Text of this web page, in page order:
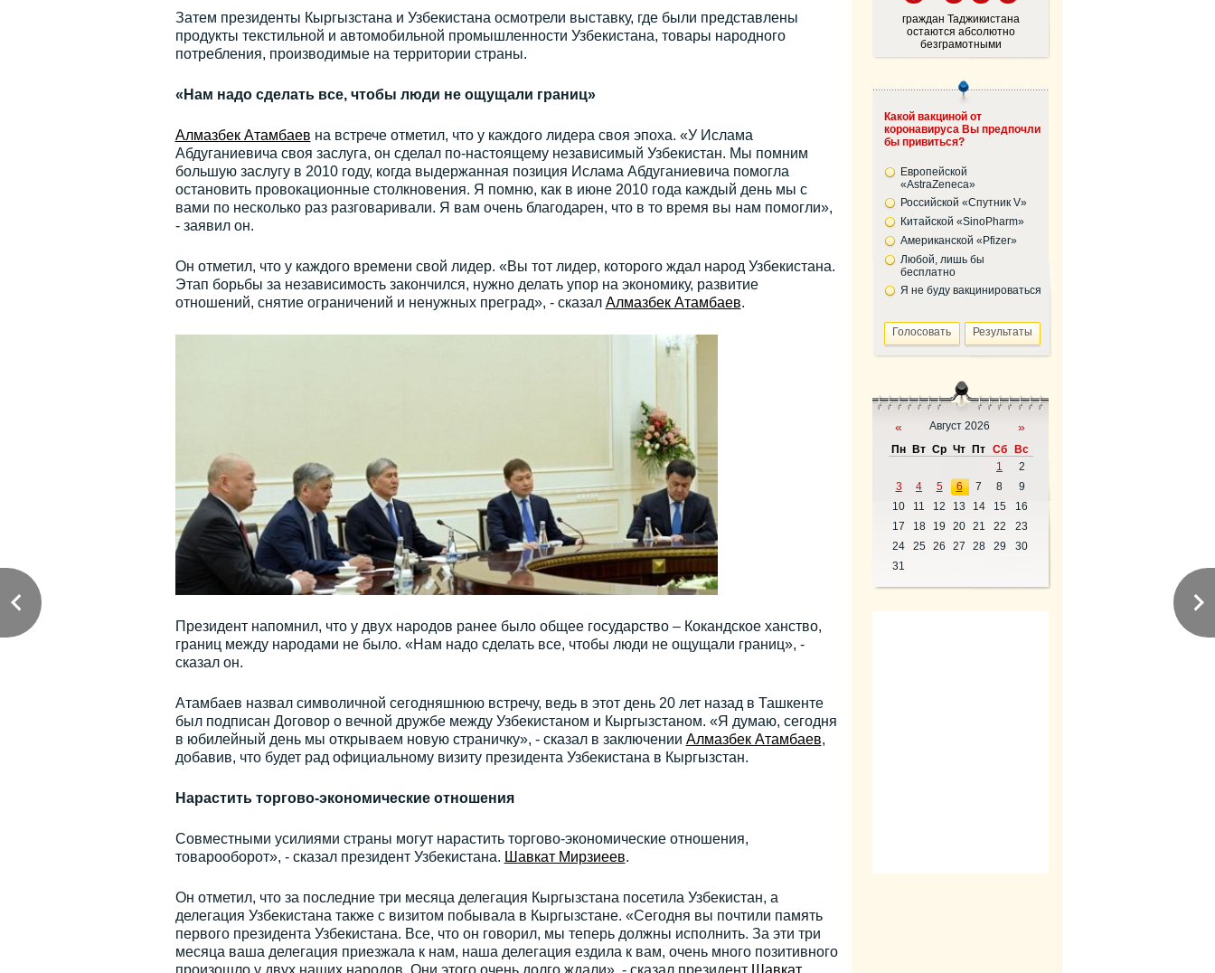
Затем президенты Кыргызстана и Узбекистана осмотрели выставку, где были представлены
продукты текстильной и автомобильной промышленности Узбекистана, товары народного
потребления, производимые на территории страны.
«Нам надо сделать все, чтобы люди не ощущали границ»
Алмазбек Атамбаев на встрече отметил, что у каждого лидера своя эпоха. «У Ислама
Абдуганиевича своя заслуга, он сделал по-настоящему независимый Узбекистан. Мы помним
большую заслугу в 2010 году, когда выдержанная позиция Ислама Абдуганиевича помогла
остановить провокационные столкновения. Я помню, как в июне 2010 года каждый день мы с
вами по несколько раз разговаривали. Я вам очень благодарен, что в то время вы нам помогли»,
- заявил он.
Он отметил, что у каждого времени свой лидер. «Вы тот лидер, которого ждал народ Узбекистана.
Этап борьбы за независимость закончился, нужно делать упор на экономику, развитие
отношений, снятие ограничений и ненужных преград», - сказал Алмазбек Атамбаев.
Президент напомнил, что у двух народов ранее было общее государство – Кокандское ханство,
границ между народами не было. «Нам надо сделать все, чтобы люди не ощущали границ», -
сказал он.
Атамбаев назвал символичной сегодняшнюю встречу, ведь в этот день 20 лет назад в Ташкенте
был подписан Договор о вечной дружбе между Узбекистаном и Кыргызстаном. «Я думаю, сегодня
в юбилейный день мы открываем новую страничку», - сказал в заключении Алмазбек Атамбаев,
добавив, что будет рад официальному визиту президента Узбекистана в Кыргызстан.
Нарастить торгово-экономические отношения
Совместными усилиями страны могут нарастить торгово-экономические отношения,
товарооборот», - сказал президент Узбекистана. Шавкат Мирзиеев.
Он отметил, что за последние три месяца делегация Кыргызстана посетила Узбекистан, а
делегация Узбекистана также с визитом побывала в Кыргызстане. «Сегодня вы почтили память
первого президента Узбекистана. Все, что он говорил, мы теперь должны исполнить. За эти три
месяца ваша делегация приезжала к нам, наша делегация ездила к вам, очень много позитивного
произошло у двух наших народов. Они этого очень долго ждали», - сказал президент
Шавкат
граждан Таджикистана
остаются абсолютно
безграмотными
Какой вакциной от
коронавируса Вы предпочли
бы привиться?
Европейской
«AstraZeneca»
Российской «Спутник V»
Китайской «SinoPharm»
Американской «Pfizer»
Любой, лишь бы
бесплатно
Я не буду вакцинироваться
« Август 2026 »
Пн Вт Ср Чт Пт Сб
Вс
1
2
3
4 5 6 7 8
9
10
11 12 13 14 15
16
17
18 19 20 21 22
23
24
25 26 27 28 29
30
31